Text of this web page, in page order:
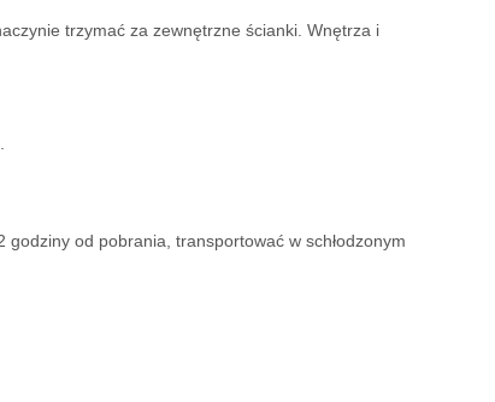
trzymać za zewnętrzne ścianki. Wnętrza i
od pobrania, transportować w schłodzonym